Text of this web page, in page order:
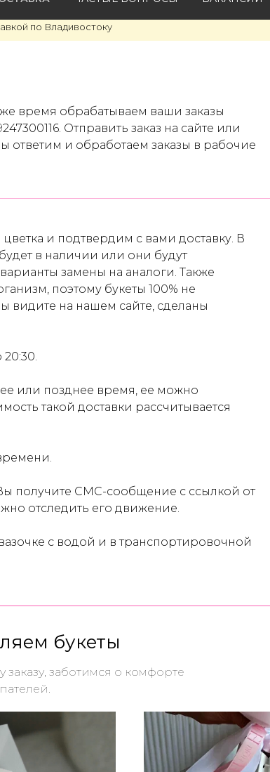
по Владивостоку
время обрабатываем ваши заказы
Отправить заказ на сайте или
ответим и обработаем заказы в рабочие
и подтвердим с вами доставку. В
в наличии или они будут
замены на аналоги. Также
поэтому букеты 100% не
видите на нашем сайте, сделаны
или позднее время, ее можно
такой доставки рассчитывается
получите СМС-сообщение с ссылкой от
отследить его движение.
с водой и в транспортировочной
букеты
заботимся о комфорте